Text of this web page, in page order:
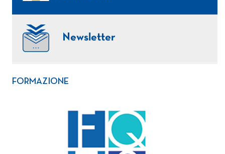
Newsletter
FORMAZIONE